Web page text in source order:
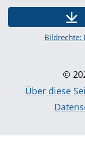
Bildrechte:
©
Über diese